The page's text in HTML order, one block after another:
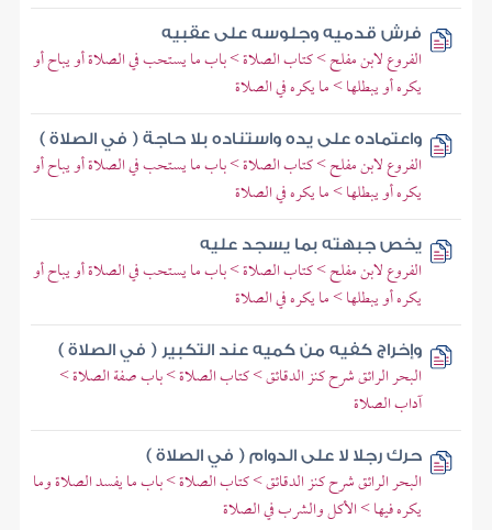
فرش قدميه وجلوسه على عقبيه
الفروع لابن مفلح > كتاب الصلاة > باب ما يستحب في الصلاة أو يباح أو
يكره أو يبطلها > ما يكره في الصلاة
واعتماده على يده واستناده بلا حاجة ( في الصلاة )
الفروع لابن مفلح > كتاب الصلاة > باب ما يستحب في الصلاة أو يباح أو
يكره أو يبطلها > ما يكره في الصلاة
يخص جبهته بما يسجد عليه
الفروع لابن مفلح > كتاب الصلاة > باب ما يستحب في الصلاة أو يباح أو
يكره أو يبطلها > ما يكره في الصلاة
وإخراج كفيه من كميه عند التكبير ( في الصلاة )
البحر الرائق شرح كنز الدقائق > كتاب الصلاة > باب صفة الصلاة >
آداب الصلاة
حرك رجلا لا على الدوام ( في الصلاة )
البحر الرائق شرح كنز الدقائق > كتاب الصلاة > باب ما يفسد الصلاة وما
يكره فيها > الأكل والشرب في الصلاة